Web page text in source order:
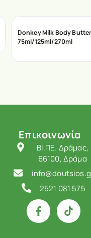
Donkey Milk Body
75ml/125ml/270ml
Επικοινωνία
ΒΙ.ΠΕ. Δράμας,
66100, Δράμα
2521 081 575